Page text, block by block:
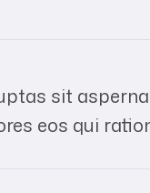
sit
eos qui